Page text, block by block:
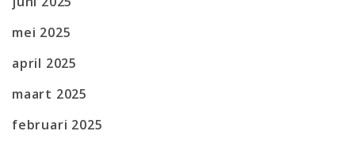
mei 2025
april 2025
maart 2025
februari 2025